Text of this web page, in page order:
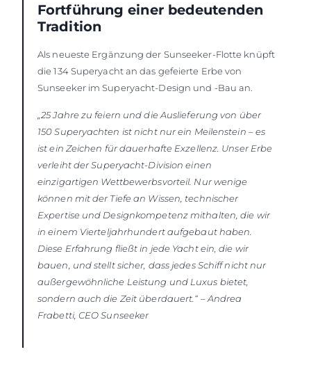
Fortführung einer bedeutenden
Tradition
Als neueste Ergänzung der Sunseeker-Flotte knüpft
die 134 Superyacht an das gefeierte Erbe von
Sunseeker im Superyacht-Design und -Bau an.
„25 Jahre zu feiern und die Auslieferung von über
150 Superyachten ist nicht nur ein Meilenstein – es
ist ein Zeichen für dauerhafte Exzellenz. Unser Erbe
verleiht der Superyacht-Division einen
einzigartigen Wettbewerbsvorteil. Nur wenige
können mit der Tiefe an Wissen, technischer
Expertise und Designkompetenz mithalten, die wir
in einem Vierteljahrhundert aufgebaut haben.
Diese Erfahrung fließt in jede Yacht ein, die wir
bauen, und stellt sicher, dass jedes Schiff nicht nur
außergewöhnliche Leistung und Luxus bietet,
sondern auch die Zeit überdauert.“ – Andrea
Frabetti, CEO Sunseeker